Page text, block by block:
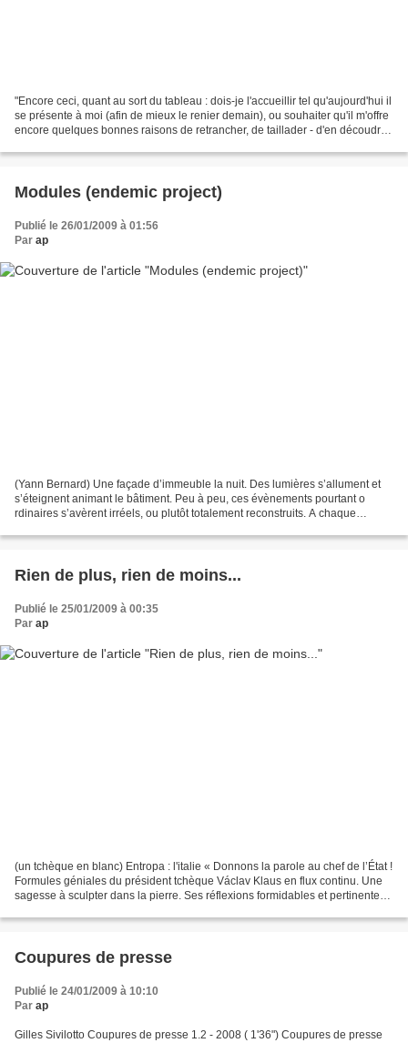
"Encore ceci, quant au sort du tableau : dois-je l'accueillir tel qu'aujourd'hui il
se présente à moi (afin de mieux le renier demain), ou souhaiter qu'il m'offre
encore quelques bonnes raisons de retrancher, de taillader - d'en découdre
Modules (endemic project)
Publié le 26/01/2009 à 01:56
Par ap
(Yann Bernard) Une façade d’immeuble la nuit. Des lumières s’allument et
s’éteignent animant le bâtiment. Peu à peu, ces évènements pourtant o
rdinaires s’avèrent irréels, ou plutôt totalement reconstruits. A chaque
Rien de plus, rien de moins...
Publié le 25/01/2009 à 00:35
Par ap
(un tchèque en blanc) Entropa : l'italie « Donnons la parole au chef de l’État !
Formules géniales du président tchèque Václav Klaus en flux continu. Une
sagesse à sculpter dans la pierre. Ses réflexions formidables et pertinentes
Coupures de presse
Publié le 24/01/2009 à 10:10
Par ap
Gilles Sivilotto Coupures de presse 1.2 - 2008 ( 1'36") Coupures de presse